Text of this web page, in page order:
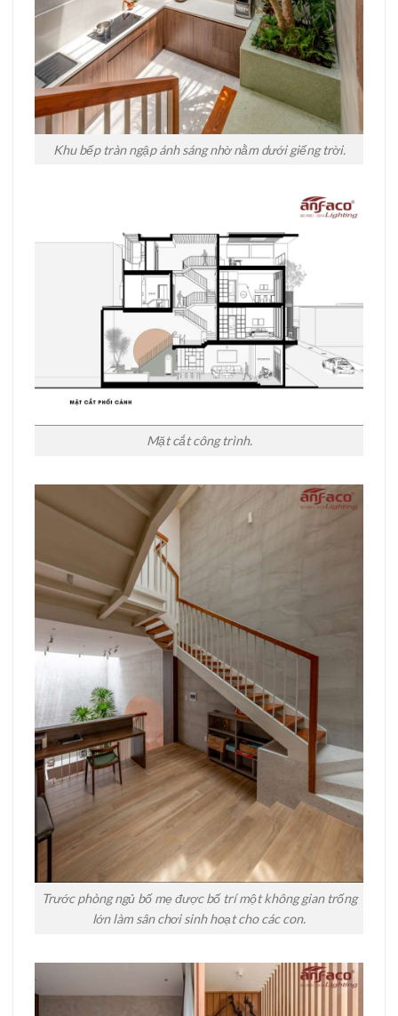
Khu bếp tràn ngập ánh sáng nhờ nằm dưới giếng trời.
Mặt cắt công trình.
Trước phòng ngủ bố mẹ được bố trí một không gian trống
lớn làm sân chơi sinh hoạt cho các con.